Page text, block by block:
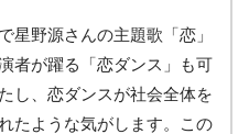
星野源さんの主題歌「恋」
者が躍る「恋ダンス」も可
し、恋ダンスが社会全体を
たような気がします。この